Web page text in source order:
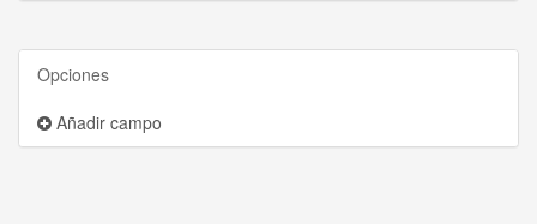
Opciones
Añadir campo